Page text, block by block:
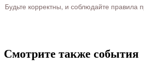
Будьте корректны, и соблюдайте правила
Смотрите также события